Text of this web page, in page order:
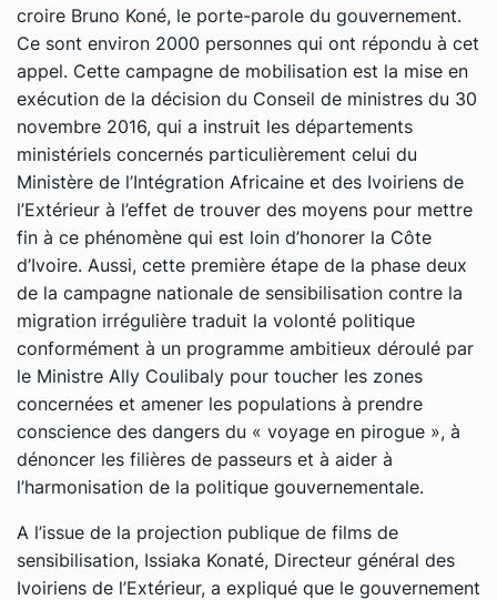
croire Bruno Koné, le porte-parole du gouvernement.
Ce sont environ 2000 personnes qui ont répondu à cet
appel. Cette campagne de mobilisation est la mise en
exécution de la décision du Conseil de ministres du 30
novembre 2016, qui a instruit les départements
ministériels concernés particulièrement celui du
Ministère de l’Intégration Africaine et des Ivoiriens de
l’Extérieur à l’effet de trouver des moyens pour mettre
fin à ce phénomène qui est loin d’honorer la Côte
d’Ivoire. Aussi, cette première étape de la phase deux
de la campagne nationale de sensibilisation contre la
migration irrégulière traduit la volonté politique
conformément à un programme ambitieux déroulé par
le Ministre Ally Coulibaly pour toucher les zones
concernées et amener les populations à prendre
conscience des dangers du « voyage en pirogue », à
dénoncer les filières de passeurs et à aider à
l’harmonisation de la politique gouvernementale.
A l’issue de la projection publique de films de
sensibilisation, Issiaka Konaté, Directeur général des
Ivoiriens de l’Extérieur, a expliqué que le gouvernement